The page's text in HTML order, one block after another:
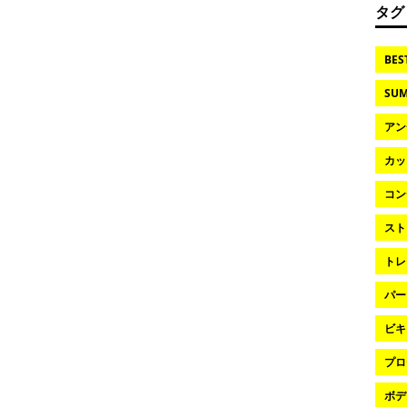
タグ
ア
カ
コ
ス
ト
パ
ビ
プ
ボ